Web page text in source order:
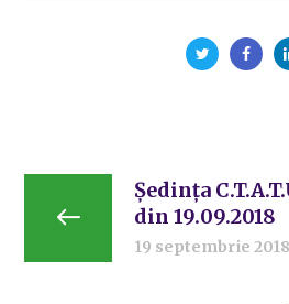
Ședința
din 19.09.2018
19 septembrie 2018